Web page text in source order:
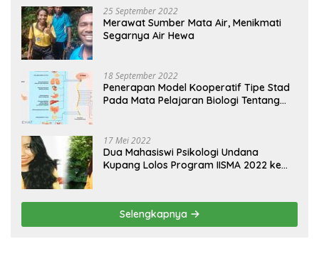
25 September 2022
Merawat Sumber Mata Air, Menikmati
Segarnya Air Hewa
18 September 2022
Penerapan Model Kooperatif Tipe Stad
Pada Mata Pelajaran Biologi Tentang
17 Mei 2022
Dua Mahasiswi Psikologi Undana
Kupang Lolos Program IISMA 2022 ke
Selengkapnya